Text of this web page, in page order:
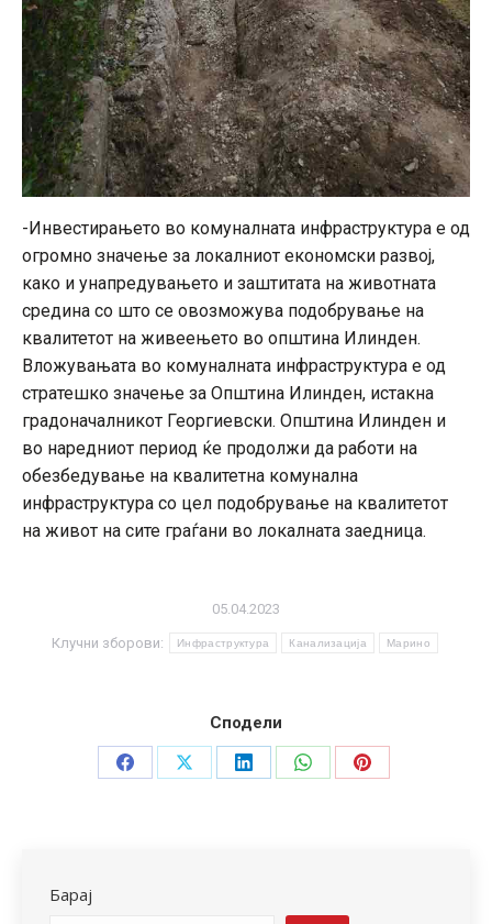
-Инвестирањето во комуналната инфраструктура е од
огромно значење за локалниот економски развој,
како и унапредувањето и заштитата на животната
средина со што се овозможува подобрување на
квалитетот на живеењето во општина Илинден.
Вложувањата во комуналната инфраструктура е од
стратешко значење за Општина Илинден, истакна
градоначалникот Георгиевски. Општина Илинден и
во наредниот период ќе продолжи да работи на
обезбедување на квалитетна комунална
инфраструктура со цел подобрување на квалитетот
на живот на сите граѓани во локалната заедница.
05.04.2023
Клучни зборови: Инфраструктура Канализација Марино
Сподели
Share
Share
Share
Share
Share
Барај